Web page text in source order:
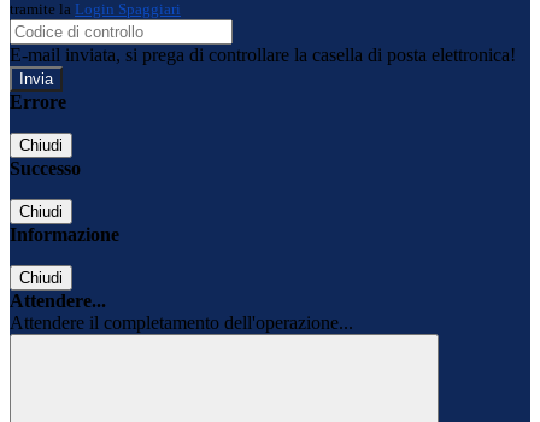
tramite la Login Spaggiari
E-mail inviata, si prega di controllare la casella di posta elettronica!
Errore
Chiudi
Successo
Chiudi
Informazione
Chiudi
Attendere...
Attendere il completamento dell'operazione...